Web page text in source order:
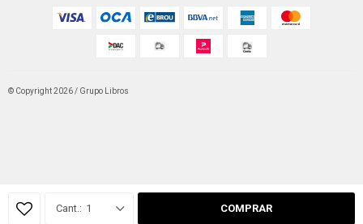
1 COMPRAR
© Copyright 2026 / Grupo Libros